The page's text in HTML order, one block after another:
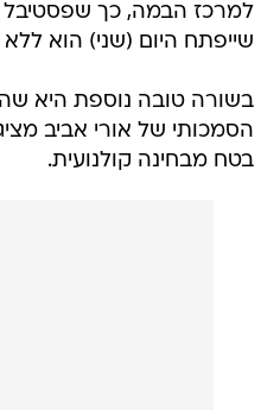
למרכז הבמה, כך שפסטיבל
שייפתח היום (שני) הוא
בשורה טובה נוספת היא
הסמכותי של אורי אביב
בטח מבחינה קולנועית.